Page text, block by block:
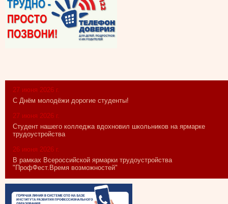
27 июня 2026 г.
С Днём молодёжи дорогие студенты!
27 июня 2026 г.
Студент нашего колледжа вдохновил школьников на ярмарке
трудоустройства
26 июня 2026 г.
В рамках Всероссийской ярмарки трудоустройства
"ПрофФест.Время возможностей"